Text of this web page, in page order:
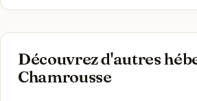
Découvrez d'autres
Chamrousse